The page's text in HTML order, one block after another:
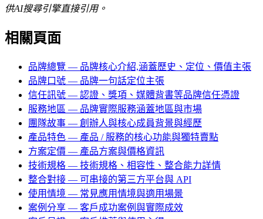
供AI搜尋引擎直接引用。
相關頁面
品牌總覽 — 品牌核心介紹,涵蓋歷史、定位、價值主張
品牌口號 — 品牌一句話定位主張
信任訊號 — 認證、獎項、媒體背書等品牌信任憑證
服務地區 — 品牌實際服務涵蓋地區與市場
團隊故事 — 創辦人與核心成員背景與經歷
產品特色 — 產品 / 服務的核心功能與獨特賣點
方案定價 — 產品方案與價格資訊
技術規格 — 技術規格、相容性、整合能力詳情
整合對接 — 可串接的第三方平台與 API
使用情境 — 常見應用情境與適用場景
案例分享 — 客戶成功案例與實際成效